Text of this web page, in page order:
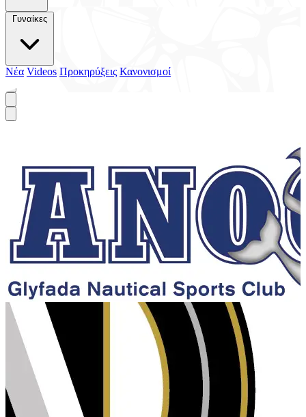
Γυναίκες
Νέα Videos Προκηρύξεις Κανονισμοί